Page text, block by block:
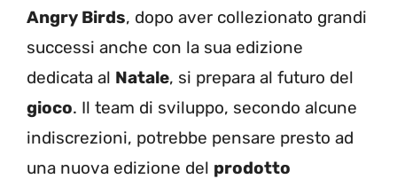
Angry Birds, dopo aver collezionato grandi
successi anche con la sua edizione
dedicata al Natale, si prepara al futuro del
gioco. Il team di sviluppo, secondo alcune
indiscrezioni, potrebbe pensare presto ad
una nuova edizione del prodotto